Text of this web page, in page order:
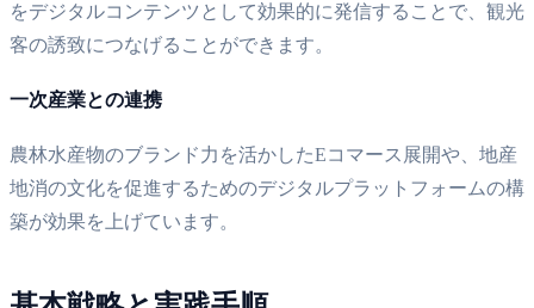
をデジタルコンテンツとして効果的に発信することで、観光
客の誘致につなげることができます。
一次産業との連携
農林水産物のブランド力を活かしたEコマース展開や、地産
地消の文化を促進するためのデジタルプラットフォームの構
築が効果を上げています。